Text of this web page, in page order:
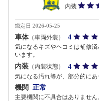
内装
鑑定日 2026-05-25
車体（車両外装） 4
気になるキズやヘコミは補修
います。
内装 （内装状態） 4
気になる汚れ等が、部分的にあ
機関 正常
主要機関に不具合はありません